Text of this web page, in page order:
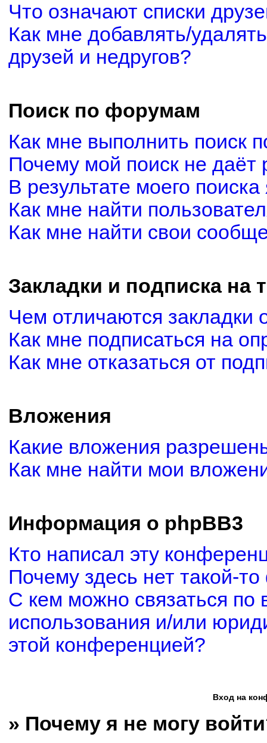
Что означают списки
Как мне добавлять/
друзей и недругов?
Поиск по форумам
Как мне выполнить поиск
Почему мой поиск не даёт
В результате моего
Как мне найти
Как мне найти свои
Закладки и подписка на
Чем отличаются закладки
Как мне подписаться на
Как мне отказаться от
Вложения
Какие вложения
Как мне найти мои
Информация о phpBB3
Кто написал эту
Почему здесь нет такой-
С кем можно связаться по
использования и/или
этой конференцией?
Вход на
» Почему я не могу